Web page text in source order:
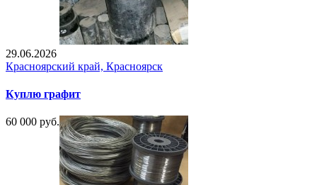
29.06.2026
Красноярский край, Красноярск
Куплю графит
60 000 руб.